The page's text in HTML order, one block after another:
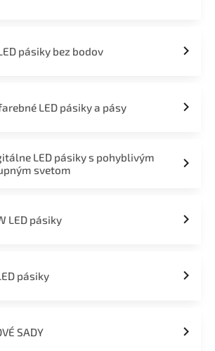
pásiky bez bodov
LED pásiky a pásy
LED pásiky s pohyblivým
svetom
LED pásiky
pásiky
SADY